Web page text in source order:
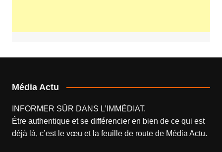
Média Actu
INFORMER SÛR DANS L’IMMÉDIAT.
Être authentique et se différencier en bien de ce qui est
déjà là, c’est le vœu et la feuille de route de Média Actu.